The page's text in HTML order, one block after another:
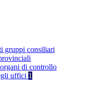
gruppi consiliari
di controllo
uffici 1